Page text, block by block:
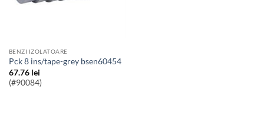
BENZI IZOLATOARE
pck 8 ins/tape-grey bsen60454
67.76 lei
(#90084)